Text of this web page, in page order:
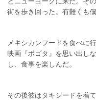
街を歩き回った。有難くも
メキシカンフードを食べに
映画『ボゴタ』を思い出し
し、食事を楽しんだ。
その後彼はタキシードを着